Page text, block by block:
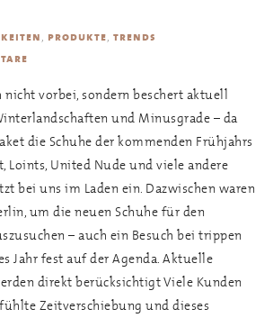
, produkte, trends
nicht vorbei, sondern beschert aktuell
und Minusgrade – da
die Schuhe der kommenden Frühjahrs
Loints, United Nude und viele andere
bei uns im Laden ein. Dazwischen waren
um die neuen Schuhe für den
– auch ein Besuch bei trippen
Jahr fest auf der Agenda. Aktuelle
direkt berücksichtigt Viele Kunden
Zeitverschiebung und dieses